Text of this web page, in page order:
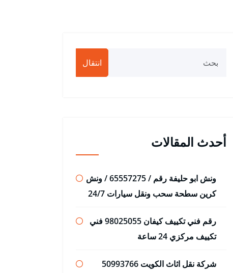
انتقال
أحدث المقالات
ونش ابو حليفة رقم / 65557275 / ونش
كرين سطحة سحب ونقل سيارات 24/7
رقم فني تكييف كيفان 98025055 فني
تكييف مركزي 24 ساعة
شركة نقل اثاث الكويت 50993766